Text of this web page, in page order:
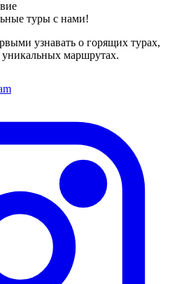
туры с нами!
узнавать о горящих турах,
маршрутах.